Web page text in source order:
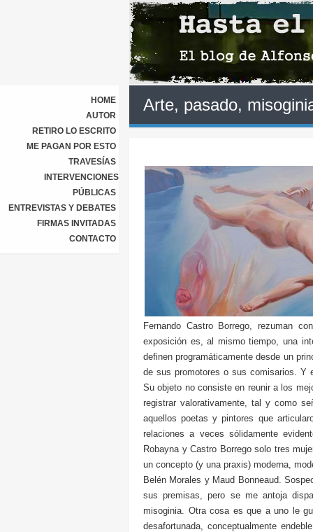
HOME
AUTOR
RETIRO LO ESCRITO
ME PAGAN POR ESTO
TRAVESÍAS
INTERVENCIONES
PÚBLICAS
ENTREVISTAS Y DEBATES
FIRMAS INVITADAS
CONTACTO
Arte, pasado,
Fernando Castro Borrego, rezuman
exposición es, al mismo tiempo, una
definen programáticamente desde un
de sus promotores o sus comisarios. Y
Su objeto no consiste en reunir a los
registrar valorativamente, tal y como
aquellos poetas y pintores que
relaciones a veces sólidamente
Robayna y Castro Borrego solo tres
un concepto (y una praxis) moderna,
Belén Morales y Maud Bonneaud.
sus premisas, pero se me antoja
misoginia. Otra cosa es que a uno le
desafortunada, conceptualmente